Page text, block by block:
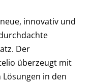
innovativ und
Der
überzeugt mit
in den